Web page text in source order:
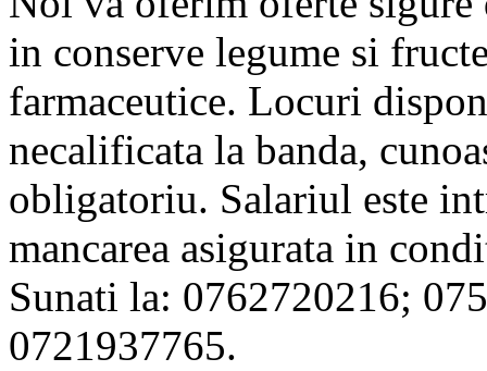
in conserve legume si
farmaceutice. Locuri
necalificata la banda,
obligatoriu. Salariul este
mancarea asigurata in
Sunati la: 0762720216;
0721937765.